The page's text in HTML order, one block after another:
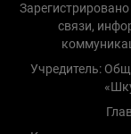
связи,
Учредитель: